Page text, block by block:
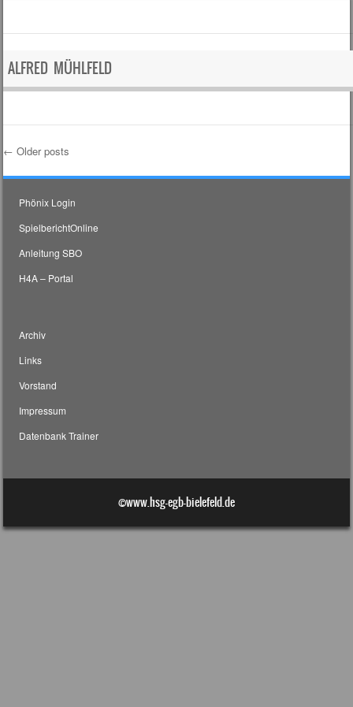
ALFRED MÜHLFELD
Post navigation
← Older posts
Phönix Login
SpielberichtOnline
Anleitung SBO
H4A – Portal
Archiv
Links
Vorstand
Impressum
Datenbank Trainer
©www.hsg-egb-bielefeld.de